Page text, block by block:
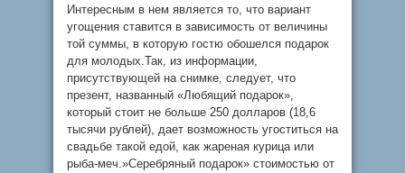
Интересным в нем является то, что вариант
угощения ставится в зависимость от величины
той суммы, в которую гостю обошелся подарок
для молодых.Так, из информации,
присутствующей на снимке, следует, что
презент, названный «Любящий подарок»,
который стоит не больше 250 долларов (18,6
тысячи рублей), дает возможность угоститься на
свадьбе такой едой, как жареная курица или
рыба-меч.»Серебряный подарок» стоимостью от